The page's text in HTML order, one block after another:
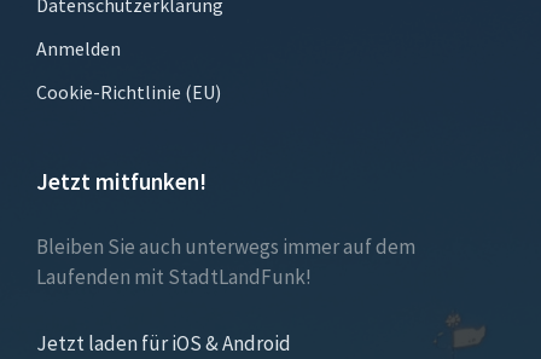
Datenschutzerklärung
Anmelden
Cookie-Richtlinie (EU)
Jetzt mitfunken!
Bleiben Sie auch unterwegs immer auf dem
Laufenden mit StadtLandFunk!
Jetzt laden für iOS & Android